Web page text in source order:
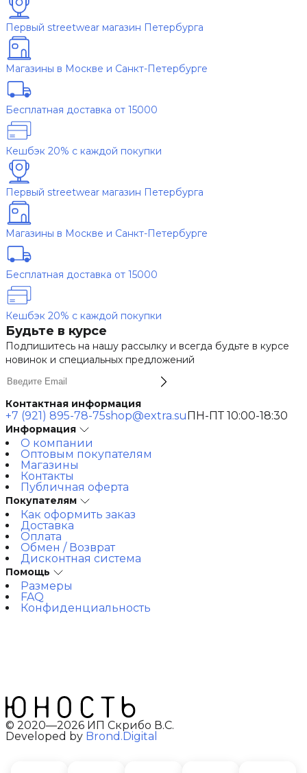
Первый streetwear магазин Петербурга
Магазины в Москве и Санкт-Петербурге
Бесплатная доставка от 15000
Кешбэк 20% с каждой покупки
Первый streetwear магазин Петербурга
Магазины в Москве и Санкт-Петербурге
Бесплатная доставка от 15000
Кешбэк 20% с каждой покупки
Будьте в курсе
Подпишитесь на нашу рассылку и всегда будьте в курсе
новинок и специальных предложений
Контактная информация
+7 (921) 895-78-75shop@extra.suПН-ПТ 10:00-18:30
Информация
О компании
Оптовым покупателям
Магазины
Контакты
Публичная оферта
Покупателям
Как оформить заказ
Доставка
Оплата
Обмен / Возврат
Дисконтная система
Помощь
Размеры
FAQ
Конфиденциальность
© 2020—2026 ИП Скрибо В.С.
Developed by Brond.Digital